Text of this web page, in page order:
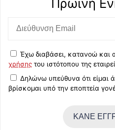
Έχω διαβάσει, κατανοώ και
χρήσης του ιστότοπου της
Δηλώνω υπεύθυνα ότι είμαι
βρίσκομαι υπό την εποπτεία
ΚΑΝΕ